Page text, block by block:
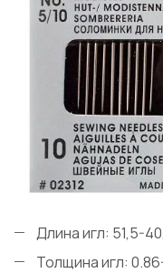
Длина игл: 51,5-
Толщина игл: